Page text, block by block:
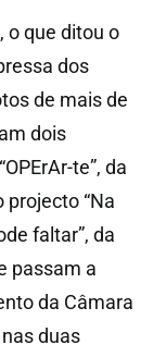
o que ditou o
dos
de mais de
dois
te”, da
projecto “Na
faltar”, da
passam a
da Câmara
duas